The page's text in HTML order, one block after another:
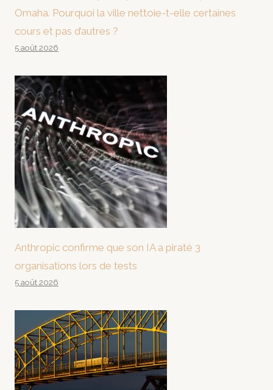
Omaha. Pourquoi la ville nettoie-t-elle certaines
cours et pas d’autres ?
5 août 2026
Anthropic confirme que son IA a piraté 3
organisations lors de tests
5 août 2026